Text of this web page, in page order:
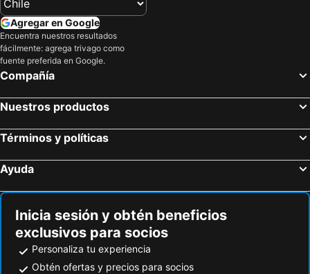
Hoteles en Lacio
Hoteles en Región de Arica y Parinacota
Hoteles en Colombia
Hoteles en Andalucía
Agregar en Google
Encuentra nuestros resultados
fácilmente: agrega trivago como
fuente preferida en Google.
Compañía
Nuestros productos
Términos y políticas
Ayuda
Inicia sesión y obtén beneficios
exclusivos para socios
Personaliza tu experiencia
Obtén ofertas y precios para socios